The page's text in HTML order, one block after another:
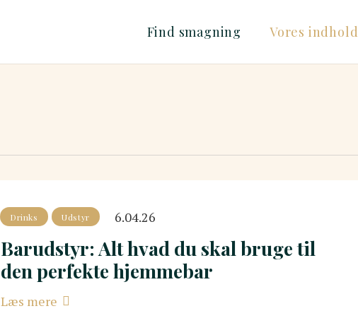
Find smagning Vores indhold
Drinks Udstyr 6.04.26
Barudstyr: Alt hvad du skal bruge til
den perfekte hjemmebar
Læs mere